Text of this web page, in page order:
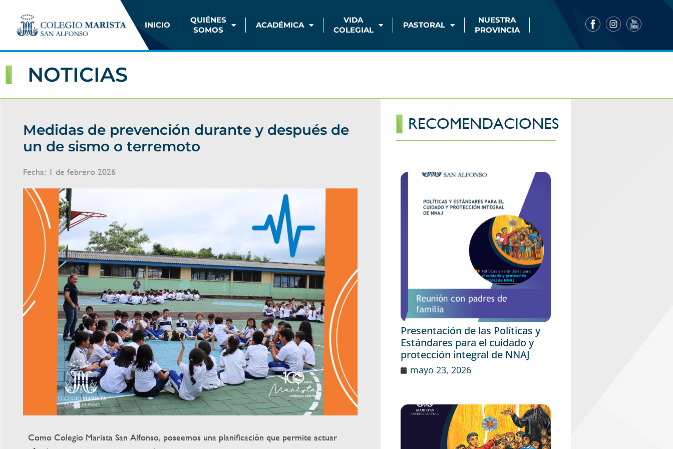
INICIO
QUIÉNES
SOMOS
ACADÉMICA
VIDA
COLEGIAL
PASTORAL
NUESTRA
PROVINCIA
NOTICIAS
Medidas de prevención durante y después de
un de sismo o terremoto
Fecha: 1 de febrero 2026
Como Colegio Marista San Alfonso, poseemos una planificación que permite actuar
RECOMENDACIONES
Presentación de las Políticas y
Estándares para el cuidado y
protección integral de NNAJ
mayo 23, 2026